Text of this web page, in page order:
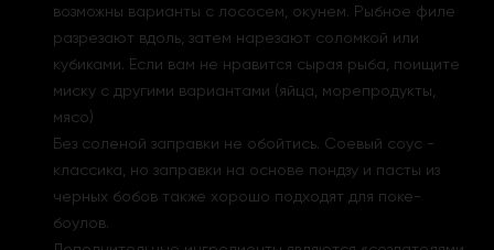
возможны варианты с лососем, окунем. Рыбное филе
разрезают вдоль, затем нарезают соломкой или
кубиками. Если вам не нравится сырая рыба, поищите
миску с другими вариантами (яйца, морепродукты,
мясо)
Без соленой заправки не обойтись. Соевый соус -
классика, но заправки на основе пондзу и пасты из
черных бобов также хорошо подходят для поке-
боулов.